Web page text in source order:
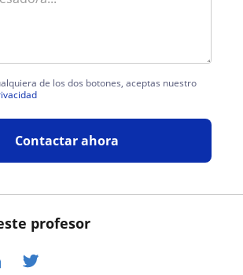
profesor
de los dos botones, aceptas nuestro
Contactar ahora